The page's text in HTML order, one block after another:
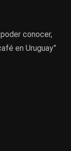
conocer,
en Uruguay”